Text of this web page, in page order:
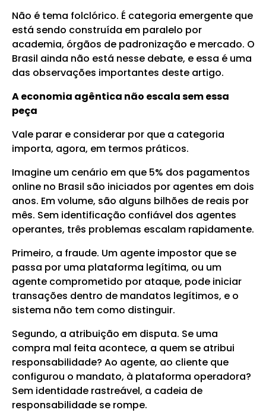
Não é tema folclórico. É categoria emergente que
está sendo construída em paralelo por
academia, órgãos de padronização e mercado. O
Brasil ainda não está nesse debate, e essa é uma
das observações importantes deste artigo.
A economia agêntica não escala sem essa
peça
Vale parar e considerar por que a categoria
importa, agora, em termos práticos.
Imagine um cenário em que 5% dos pagamentos
online no Brasil são iniciados por agentes em dois
anos. Em volume, são alguns bilhões de reais por
mês. Sem identificação confiável dos agentes
operantes, três problemas escalam rapidamente.
Primeiro, a fraude. Um agente impostor que se
passa por uma plataforma legítima, ou um
agente comprometido por ataque, pode iniciar
transações dentro de mandatos legítimos, e o
sistema não tem como distinguir.
Segundo, a atribuição em disputa. Se uma
compra mal feita acontece, a quem se atribui
responsabilidade? Ao agente, ao cliente que
configurou o mandato, à plataforma operadora?
Sem identidade rastreável, a cadeia de
responsabilidade se rompe.